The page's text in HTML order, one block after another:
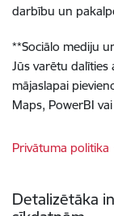
darbību un
**Sociālo mediju
Jūs varētu dalīties
mājaslapai
Maps, PowerBI
Privātuma politika
Detalizētāka